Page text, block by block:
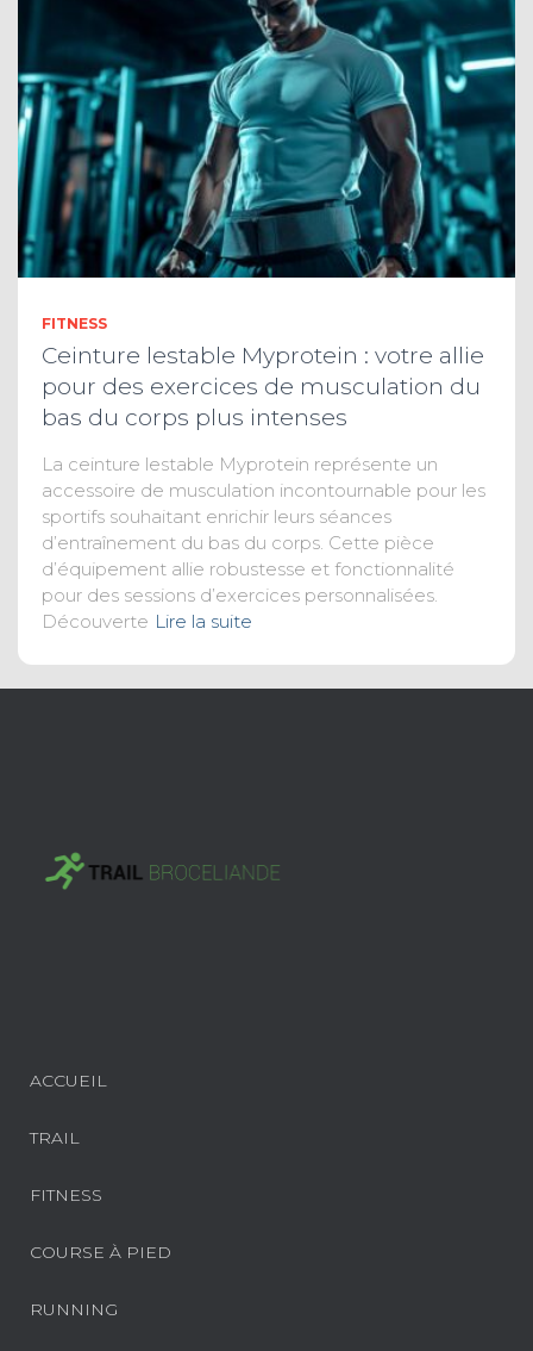
FITNESS
Ceinture lestable Myprotein : votre allie
pour des exercices de musculation du
bas du corps plus intenses
La ceinture lestable Myprotein représente un
accessoire de musculation incontournable pour les
sportifs souhaitant enrichir leurs séances
d’entraînement du bas du corps. Cette pièce
d’équipement allie robustesse et fonctionnalité
pour des sessions d’exercices personnalisées.
Découverte Lire la suite
ACCUEIL
TRAIL
FITNESS
COURSE À PIED
RUNNING